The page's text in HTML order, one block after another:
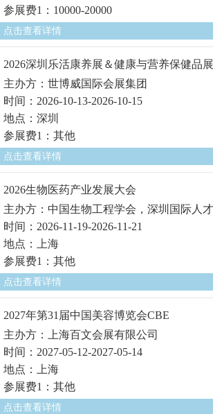
参展费1：10000-20000
点击查看详情
2026深圳乐活康养展＆健康与营养保健品
主办方：世博威国际会展集团
时间：2026-10-13-2026-10-15
地点：深圳
参展费1：其他
点击查看详情
2026生物医药产业发展大会
主办方：中国生物工程学会，深圳国际人
时间：2026-11-19-2026-11-21
地点：上海
参展费1：其他
点击查看详情
2027年第31届中国美容博览会CBE
主办方：上海百文会展有限公司
时间：2027-05-12-2027-05-14
地点：上海
参展费1：其他
点击查看详情